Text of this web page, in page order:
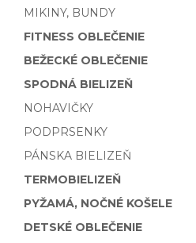
MIKINY, BUNDY
FITNESS OBLEČENIE
BEŽECKÉ OBLEČENIE
SPODNÁ BIELIZEŇ
NOHAVIČKY
PODPRSENKY
PÁNSKA BIELIZEŇ
TERMOBIELIZEŇ
PYŽAMÁ, NOČNÉ KOŠELE
DETSKÉ OBLEČENIE